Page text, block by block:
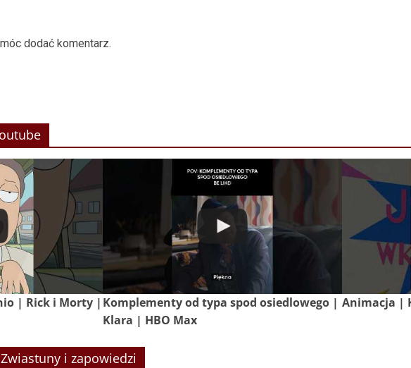
dodać komentarz.
| Rick i Morty | Komplementy od typa spod osiedlowego |
Klara | HBO Max
Animacja |
i zapowiedzi